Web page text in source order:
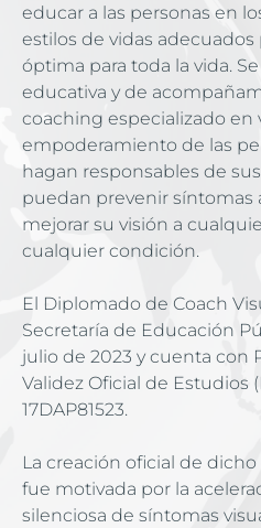
educar a las personas en
estilos de vidas
óptima para toda la vida.
educativa y de
coaching especializado en
empoderamiento de las
hagan responsables de
puedan prevenir síntomas
mejorar su visión a
cualquier condición.
El Diplomado de Coach
Secretaría de Educación
julio de 2023 y cuenta con
Validez Oficial de Estudios
17DAP81523.
La creación oficial de
fue motivada por la
silenciosa de síntomas